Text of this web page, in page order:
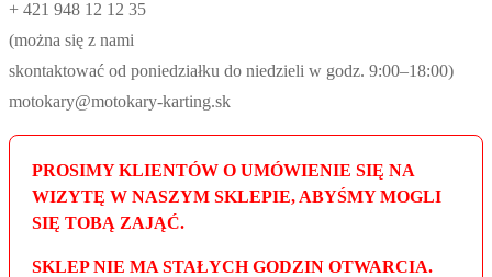
+ 421 948 12 12 35
(można się z nami
skontaktować od poniedziałku do niedzieli w godz. 9:00–18:00)
motokary@motokary-karting.sk
PROSIMY KLIENTÓW O UMÓWIENIE SIĘ NA
WIZYTĘ W NASZYM SKLEPIE, ABYŚMY MOGLI
SIĘ TOBĄ ZAJĄĆ.
SKLEP NIE MA STAŁYCH GODZIN OTWARCIA.